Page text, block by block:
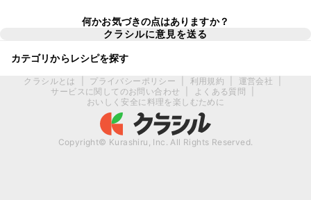
何かお気づきの点はありますか？
クラシルに意見を送る
カテゴリからレシピを探す
クラシルとは プライバシーポリシー 利用規約 運営会社
サービスに関してのお問い合わせ
よくある質問
おいしく安全に料理を楽しむために
Copyright© Kurashiru, Inc. All Rights Reserved.